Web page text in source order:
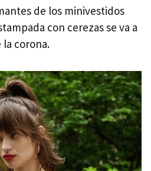
de los minivestidos
con cerezas se va a
corona.